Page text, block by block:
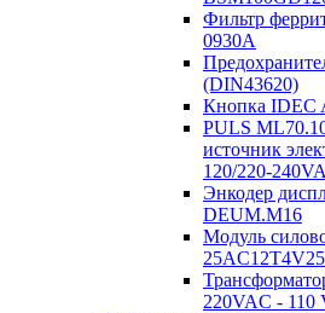
Фильтр
0930A
(DIN43620)
Кнопка IDEC
PULS
источник
120/220-
Энкодер
DEUM.M16
Модуль
25AC12T4V25
220VAC - 110